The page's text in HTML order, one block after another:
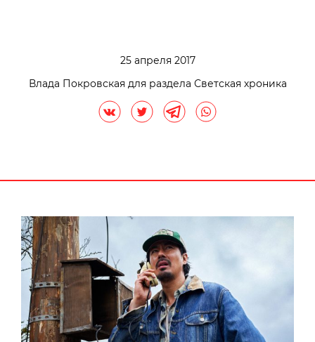
25 апреля 2017
Влада Покровская для раздела Светская хроника